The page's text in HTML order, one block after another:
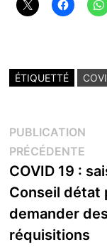
ÉTIQUETTÉ
Navigation
de
l’article
PUBLICATION
PRÉCÉDENTE
COVID 19 :
Conseil détat
demander
réquisitions